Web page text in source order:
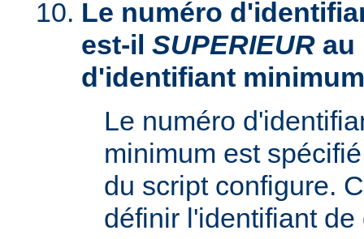
Le numéro
est-il SUPERIEUR au
d'identifiant
Le numéro
minimum est
du script configure.
définir l'identifiant